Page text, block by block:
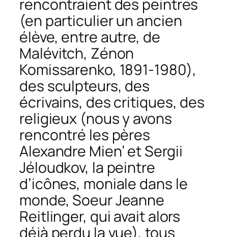
rencontraient des peintres
(en particulier un ancien
élève, entre autre, de
Malévitch, Zénon
Komissarenko, 1891-1980),
des sculpteurs, des
écrivains, des critiques, des
religieux (nous y avons
rencontré les pères
Alexandre Mien’ et Sergii
Jéloudkov, la peintre
d’icônes, moniale dans le
monde, Soeur Jeanne
Reitlinger, qui avait alors
déjà perdu la vue), tous